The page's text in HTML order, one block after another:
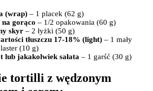
(wrap) – 1 placek (62 g)
na gorąco – 1/2 opakowania (60 g)
skyr – 2 łyżki (50 g)
tłuszczu 17-18% (light) – 1 mały
(10 g)
lub jakakolwiek sałata – 1 garść (30 g)
tortilli z wędzonym